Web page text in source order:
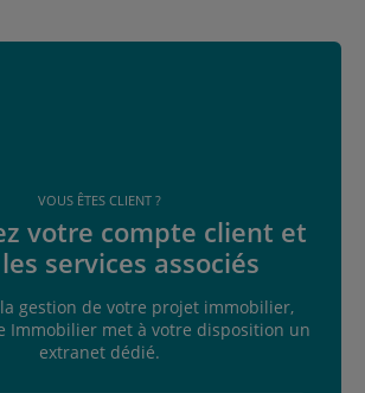
VOUS ÊTES CLIENT ?
votre compte client et
services associés
gestion de votre projet immobilier,
Immobilier met à votre disposition un
extranet dédié.